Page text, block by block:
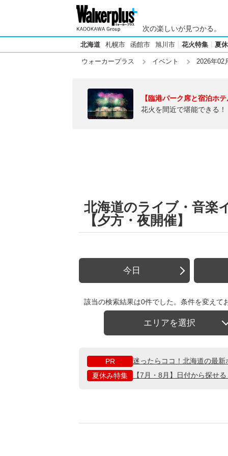
次の楽しいが見つかる。
北海道 札幌市 函館市 旭川市 花火特集 夏
ウォーカープラス イベント 2026年02
【臨港パーク席と宿泊ホ
花火を間近で堪能できる
北海道のライブ・音楽
【夕方・夜開催】
今日
該当の検索結果は0件でした。条件を変えて
エリアを選択
PR
迷ったらココ！北海道の最
夏休み特集
【7月・8月】日付から探せ